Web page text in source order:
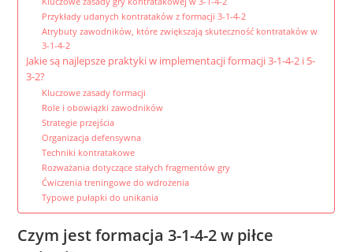
Przykłady udanych kontrataków z formacji 3-1-4-2
Atrybuty zawodników, które zwiększają skuteczność kontrataków w
3-1-4-2
Jakie są najlepsze praktyki w implementacji formacji 3-1-4-2 i 5-
3-2?
Kluczowe zasady formacji
Role i obowiązki zawodników
Strategie przejścia
Organizacja defensywna
Techniki kontratakowe
Rozważania dotyczące stałych fragmentów gry
Ćwiczenia treningowe do wdrożenia
Typowe pułapki do unikania
Czym jest formacja 3-1-4-2 w piłce